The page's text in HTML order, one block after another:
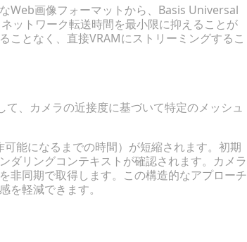
Web画像フォーマットから、Basis Universal
ットワーク転送時間を最小限に抑えることが
ことなく、直接VRAMにストリーミングするこ
、カメラの近接度に基づいて特定のメッシュ
能になるまでの時間）が短縮されます。初期
ダリングコンテキストが確認されます。カメラ
非同期で取得します。この構造的なアプローチ
軽減できます。